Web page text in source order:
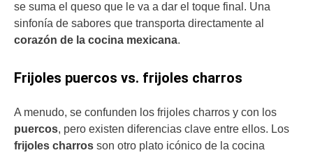
se suma el queso que le va a dar el toque final. Una
sinfonía de sabores que transporta directamente al
corazón de la cocina mexicana.
Frijoles puercos vs. frijoles charros
A menudo, se confunden los frijoles charros y con los
puercos, pero existen diferencias clave entre ellos. Los
frijoles charros son otro plato icónico de la cocina